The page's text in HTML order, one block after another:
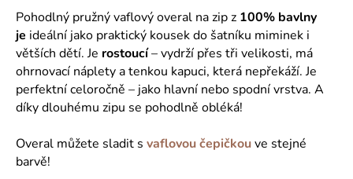
hvězdiček.
Pohodlný pružný vaflový overal na zip z 100% bavlny
je ideální jako praktický kousek do šatníku miminek i
větších dětí. Je rostoucí– vydrží přes tři velikosti, má
ohrnovací náplety a tenkou kapuci, která nepřekáží. Je
perfektní celoročně – jako hlavní nebo spodní vrstva. A
díky dlouhému zipu se pohodlně obléká!
Overal můžete sladit s vaflovou čepičkouve stejné
barvě!
p
o
r
u
č
u
e
m